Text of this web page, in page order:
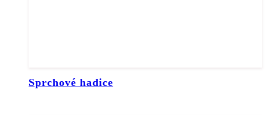
Sprchové hadice